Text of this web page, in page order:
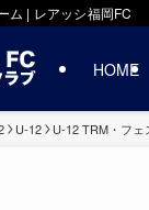
ム | レアッシ福岡FC
HOME
U-12 U-12 TRM・フェ